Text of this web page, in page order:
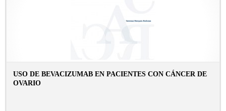
USO DE BEVACIZUMAB EN PACIENTES CON CÁNCER DE
OVARIO